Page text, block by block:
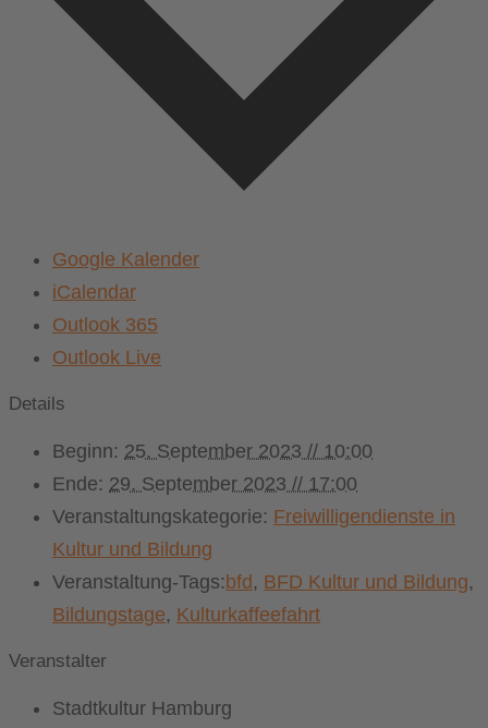
Google Kalender
iCalendar
Outlook 365
Outlook Live
Details
Beginn: 25. September 2023 // 10:00
Ende: 29. September 2023 // 17:00
Veranstaltungskategorie: Freiwilligendienste in
Kultur und Bildung
Veranstaltung-Tags:bfd, BFD Kultur und Bildung,
Bildungstage, Kulturkaffeefahrt
Veranstalter
Stadtkultur Hamburg